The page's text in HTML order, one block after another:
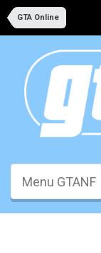
GTA Online
Menu GTANF